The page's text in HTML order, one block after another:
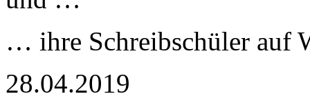
… ihre Schreibschüler auf
28.04.2019